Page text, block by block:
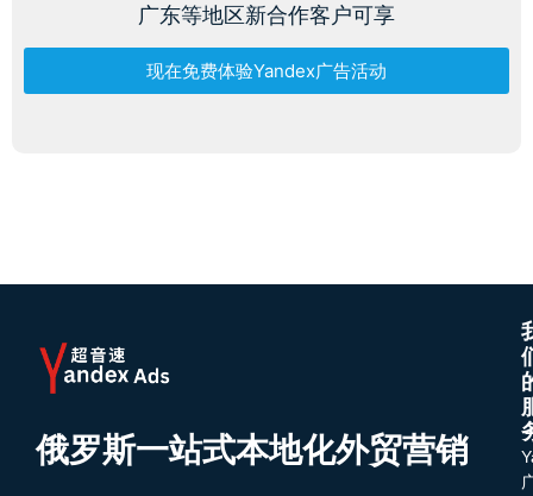
广东等地区新合作客户可享
现在免费体验Yandex广告活动
俄罗斯一站式本地化外贸营销